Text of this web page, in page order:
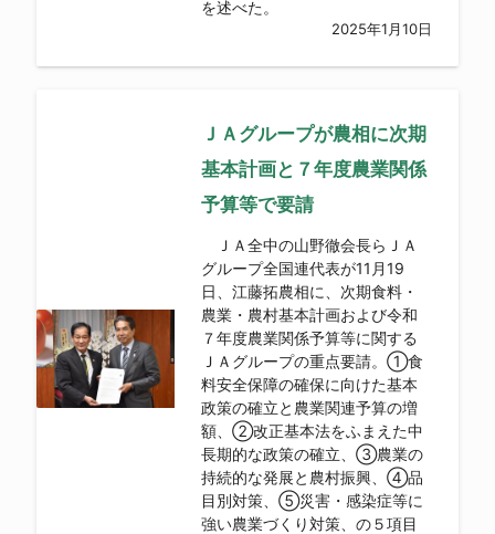
を述べた。
2025年1月10日
ＪＡグループが農相に次期
基本計画と７年度農業関係
予算等で要請
ＪＡ全中の山野徹会長らＪＡ
グループ全国連代表が11月19
日、江藤拓農相に、次期食料・
農業・農村基本計画および令和
７年度農業関係予算等に関する
ＪＡグループの重点要請。①食
料安全保障の確保に向けた基本
政策の確立と農業関連予算の増
額、②改正基本法をふまえた中
長期的な政策の確立、③農業の
持続的な発展と農村振興、④品
目別対策、⑤災害・感染症等に
強い農業づくり対策、の５項目